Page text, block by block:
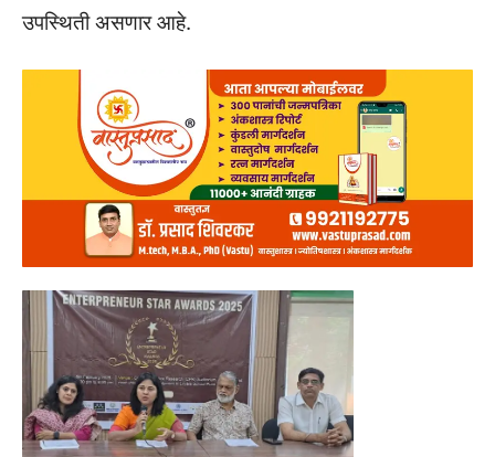
उपस्थिती असणार आहे.